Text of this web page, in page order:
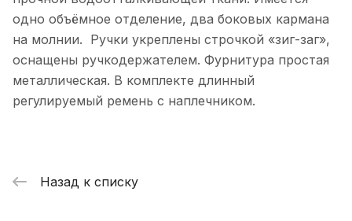
одно объёмное отделение, два боковых кармана
на молнии. Ручки укреплены строчкой «зиг-заг»,
оснащены ручкодержателем. Фурнитура простая
металлическая. В комплекте длинный
регулируемый ремень с наплечником.
Назад к списку